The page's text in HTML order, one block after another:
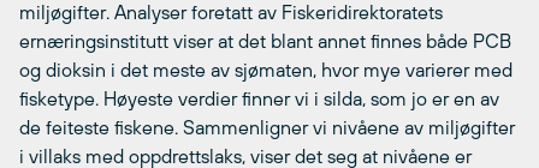
miljøgifter. Analyser foretatt av Fiskeridirektoratets
ernæringsinstitutt viser at det blant annet finnes både PCB
og dioksin i det meste av sjømaten, hvor mye varierer med
fisketype. Høyeste verdier finner vi i silda, som jo er en av
de feiteste fiskene. Sammenligner vi nivåene av miljøgifter
i villaks med oppdrettslaks, viser det seg at nivåene er